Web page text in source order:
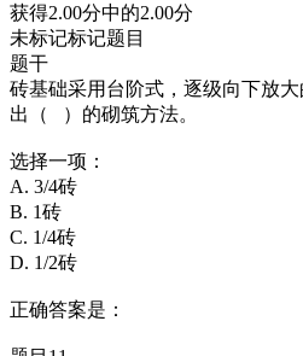
获得2.00分中的2.00分
未标记标记题目
题干
砖基础采用台阶式，逐级向下放
出（ ）的砌筑方法。
选择一项：
A. 3/4砖
B. 1砖
C. 1/4砖
D. 1/2砖
正确答案是：